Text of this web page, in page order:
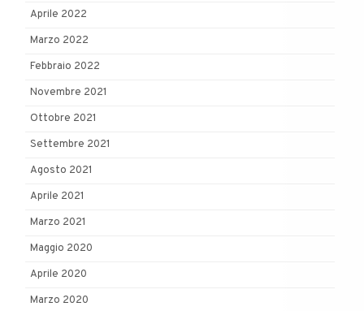
Aprile 2022
Marzo 2022
Febbraio 2022
Novembre 2021
Ottobre 2021
Settembre 2021
Agosto 2021
Aprile 2021
Marzo 2021
Maggio 2020
Aprile 2020
Marzo 2020